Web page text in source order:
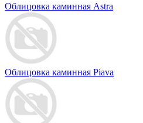
Облицовка каминная Astra
Облицовка каминная Piava